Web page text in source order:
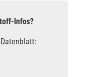
Infos?